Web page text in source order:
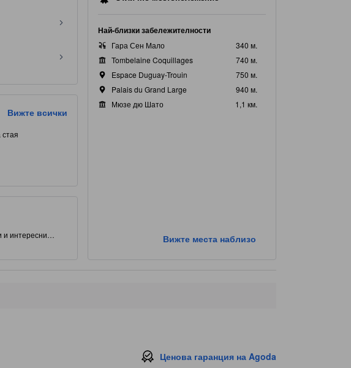
Вижте всички
и интересни
Най-близки забележителности
Гара Сен Мало
340 м.
Tombelaine Coquillages
740 м.
Espace Duguay-Trouin
750 м.
Palais du Grand Large
940 м.
Мюзе дю Шато
1,1 км.
Вижте места наблизо
Ценова гаранция на Agoda